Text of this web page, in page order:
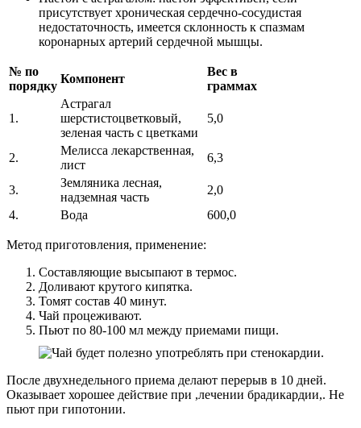
присутствует хроническая сердечно-сосудистая
недостаточность, имеется склонность к спазмам
коронарных артерий сердечной мышцы.
№ по
порядку
Компонент
Вес в
граммах
1.
Астрагал
шерстистоцветковый,
зеленая часть с цветками
5,0
2.
Мелисса лекарственная,
лист
6,3
3.
Земляника лесная,
надземная часть
2,0
4.
Вода 600,0
Метод приготовления, применение:
Составляющие высыпают в термос.
Доливают крутого кипятка.
Томят состав 40 минут.
Чай процеживают.
Пьют по 80-100 мл между приемами пищи.
После двухнедельного приема делают перерыв в 10 дней.
Оказывает хорошее действие при ,лечении брадикардии,. Не
пьют при гипотонии.